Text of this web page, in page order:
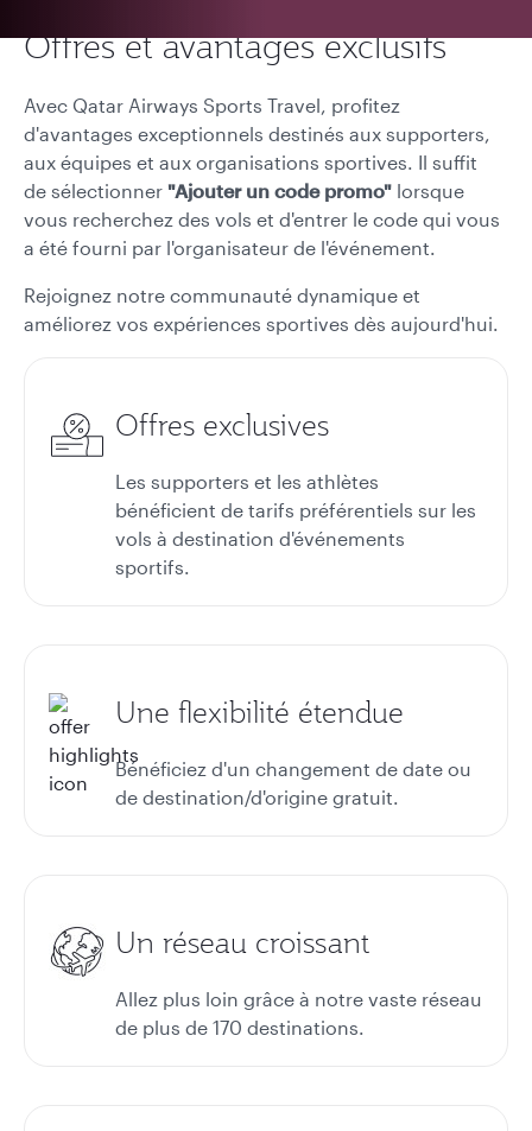
Offres et avantages exclusifs
Avec Qatar Airways Sports Travel, profitez
d'avantages exceptionnels destinés aux supporters,
aux équipes et aux organisations sportives. Il suffit
de sélectionner "Ajouter un code promo" lorsque
vous recherchez des vols et d'entrer le code qui vous
a été fourni par l'organisateur de l'événement.
Rejoignez notre communauté dynamique et
améliorez vos expériences sportives dès aujourd'hui.
Offres exclusives
Les supporters et les athlètes
bénéficient de tarifs préférentiels sur les
vols à destination d'événements
sportifs.
Une flexibilité étendue
Bénéficiez d'un changement de date ou
de destination/d'origine gratuit.
Un réseau croissant
Allez plus loin grâce à notre vaste réseau
de plus de 170 destinations.